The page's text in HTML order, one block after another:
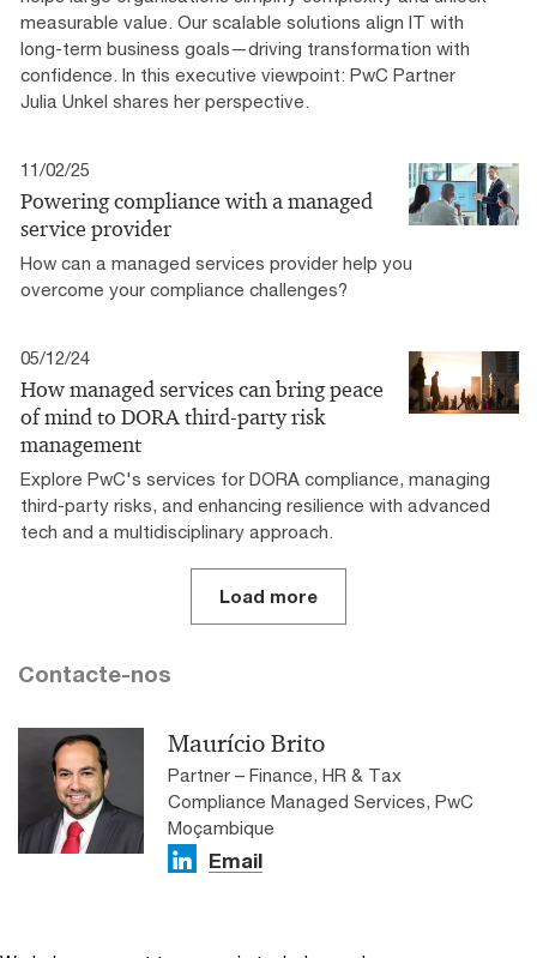
measurable value. Our scalable solutions align IT with
long-term business goals—driving transformation with
confidence. In this executive viewpoint: PwC Partner
Julia Unkel shares her perspective.
11/02/25
Powering compliance with a managed
service provider
How can a managed services provider help you
overcome your compliance challenges?
05/12/24
How managed services can bring peace
of mind to DORA third-party risk
management
Explore PwC's services for DORA compliance, managing
third-party risks, and enhancing resilience with advanced
tech and a multidisciplinary approach.
Load more
Contacte-nos
Maurício Brito
Partner – Finance, HR & Tax
Compliance Managed Services, PwC
Moçambique
Email